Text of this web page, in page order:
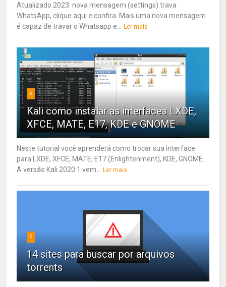
Atualizado 2023: nova mensagem (settings) trava
WhatsApp, clique aqui e confira. Mais uma nova mensagem
é capaz de travar o Whatsapp e... Ler mais
5
Kali como instalar as interfaces LXDE,
XFCE, MATE, E17, KDE e GNOME
Neste tutorial você aprenderá como trocar sua interface
para LXDE, XFCE, MATE, E17 (Enlightenment), KDE, GNOME.
A versão Kali 2020.1 vem... Ler mais
6
14 sites para buscar por arquivos
torrents